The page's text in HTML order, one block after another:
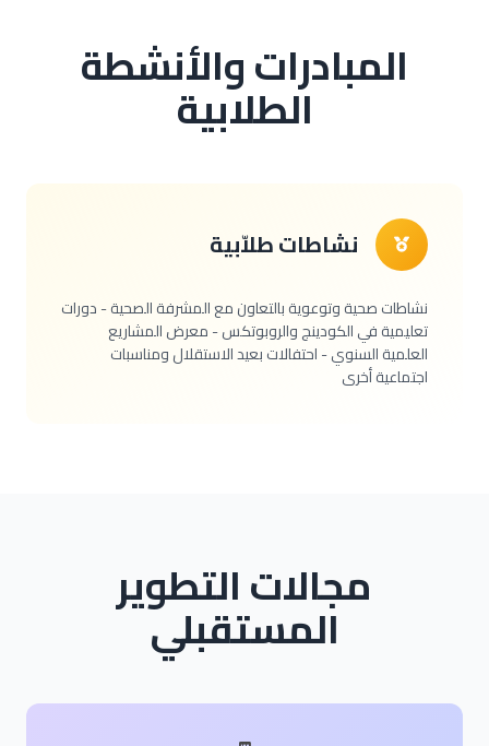
المبادرات والأنشطة
الطلابية
نشاطات طلاّبية
نشاطات صحية وتوعوية بالتعاون مع المشرفة الصحية - دورات
تعليمية في الكودينج والروبوتكس - معرض المشاريع
العلمية السنوي - احتفالات بعيد الاستقلال ومناسبات
اجتماعية أخرى
مجالات التطوير
المستقبلي